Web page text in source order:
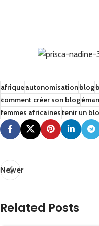
afriqueautonomisationblog
comment créer son blog
femmes africainestenir un
Newer
Related Posts